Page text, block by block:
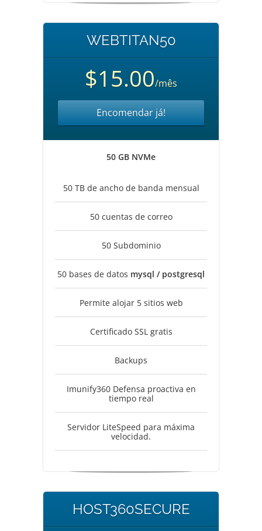
WEBTITAN50
$15.00/mês
Encomendar já!
50 GB NVMe
50 TB de ancho de banda mensual
50 cuentas de correo
50 Subdominio
50 bases de datos mysql / postgresql
Permite alojar 5 sitios web
Certificado SSL gratis
Backups
Imunify360 Defensa proactiva en
tiempo real
Servidor LiteSpeed para máxima
velocidad.
HOST360SECURE